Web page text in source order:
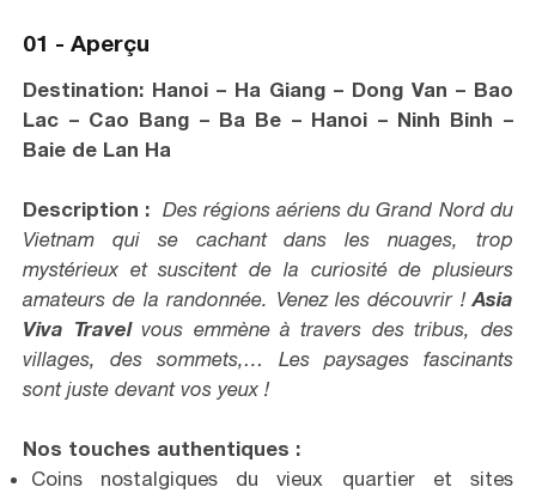
01 -Aperçu
Destination: Hanoi – Ha Giang – Dong Van – Bao
Lac – Cao Bang – Ba Be – Hanoi – Ninh Binh –
Baie de Lan Ha
Description : Des régions aériens du Grand Nord du
Vietnam qui se cachant dans les nuages, trop
mystérieux et suscitent de la curiosité de plusieurs
amateurs de la randonnée. Venez les découvrir !Asia
Viva Travelvous emmène à travers des tribus, des
villages, des sommets,… Les paysages fascinants
sont juste devant vos yeux !
Nos touches authentiques :
Coins nostalgiques du vieux quartier et sites